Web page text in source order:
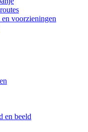
voorzieningen
en beeld